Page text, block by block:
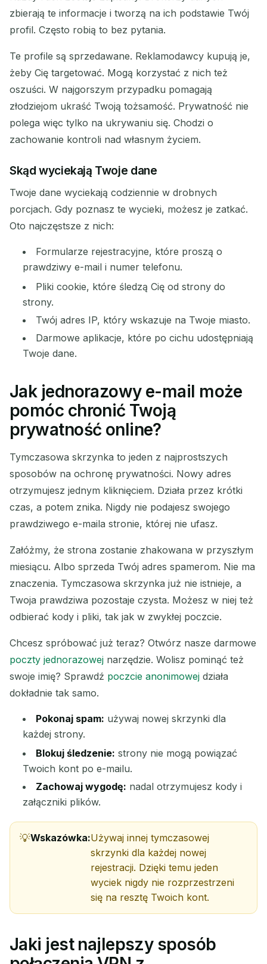
Kopiuj QR
Usuń zaznaczone Zmień e-mail
Odśwież
Następne odświeżenie za 15sekund
Czekam na przychodzące e-maile...
Odśwież
zbierają te informacje i tworzą na ich podstawie Twój
profil. Często robią to bez pytania.
Te profile są sprzedawane. Reklamodawcy kupują je,
żeby Cię targetować. Mogą korzystać z nich też
oszuści. W najgorszym przypadku pomagają
złodziejom ukraść Twoją tożsamość. Prywatność nie
polega więc tylko na ukrywaniu się. Chodzi o
zachowanie kontroli nad własnym życiem.
Skąd wyciekają Twoje dane
Twoje dane wyciekają codziennie w drobnych
porcjach. Gdy poznasz te wycieki, możesz je zatkać.
Oto najczęstsze z nich:
Formularze rejestracyjne, które proszą o
prawdziwy e-mail i numer telefonu.
Pliki cookie, które śledzą Cię od strony do
strony.
Twój adres IP, który wskazuje na Twoje miasto.
Darmowe aplikacje, które po cichu udostępniają
Twoje dane.
Jak jednorazowy e-mail może
pomóc chronić Twoją
prywatność online?
Tymczasowa skrzynka to jeden z najprostszych
sposobów na ochronę prywatności. Nowy adres
otrzymujesz jednym kliknięciem. Działa przez krótki
czas, a potem znika. Nigdy nie podajesz swojego
prawdziwego e-maila stronie, której nie ufasz.
Załóżmy, że strona zostanie zhakowana w przyszłym
miesiącu. Albo sprzeda Twój adres spamerom. Nie ma
znaczenia. Tymczasowa skrzynka już nie istnieje, a
Twoja prawdziwa pozostaje czysta. Możesz w niej też
odbierać kody i pliki, tak jak w zwykłej poczcie.
Chcesz spróbować już teraz? Otwórz nasze darmowe
poczty jednorazowej narzędzie. Wolisz pominąć też
swoje imię? Sprawdź poczcie anonimowej działa
dokładnie tak samo.
Pokonaj spam: używaj nowej skrzynki dla
każdej strony.
Blokuj śledzenie: strony nie mogą powiązać
Twoich kont po e-mailu.
Zachowaj wygodę: nadal otrzymujesz kody i
załączniki plików.
Wskazówka:Używaj innej tymczasowej
skrzynki dla każdej nowej
rejestracji. Dzięki temu jeden
wyciek nigdy nie rozprzestrzeni
się na resztę Twoich kont.
Jaki jest najlepszy sposób